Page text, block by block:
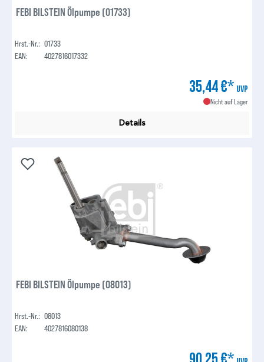
FEBI BILSTEIN Ölpumpe (01733)
Hrst.-Nr.: 01733
EAN:
4027816017332
35,44 €* UVP
Nicht auf Lager
Details
FEBI BILSTEIN Ölpumpe (08013)
Hrst.-Nr.: 08013
EAN:
4027816080138
90,25 €*